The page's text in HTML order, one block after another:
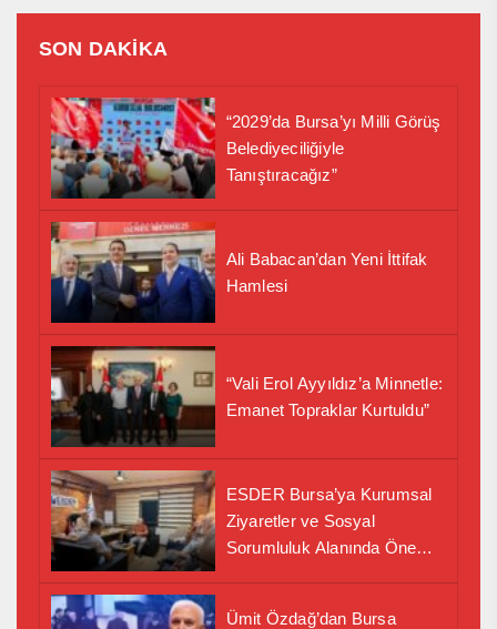
SON DAKİKA
“2029’da Bursa’yı Milli Görüş
Belediyeciliğiyle
Tanıştıracağız”
Ali Babacan’dan Yeni İttifak
Hamlesi
“Vali Erol Ayyıldız’a Minnetle:
Emanet Topraklar Kurtuldu”
ESDER Bursa’ya Kurumsal
Ziyaretler ve Sosyal
Sorumluluk Alanında Önemli
Ümit Özdağ’dan Bursa